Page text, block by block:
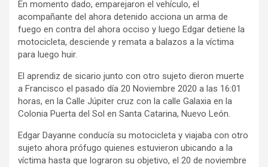
En momento dado, emparejaron el vehículo, el
acompañante del ahora detenido acciona un arma de
fuego en contra del ahora occiso y luego Edgar detiene la
motocicleta, desciende y remata a balazos a la víctima
para luego huir.
El aprendiz de sicario junto con otro sujeto dieron muerte
a Francisco el pasado día 20 Noviembre 2020 a las 16:01
horas, en la Calle Júpiter cruz con la calle Galaxia en la
Colonia Puerta del Sol en Santa Catarina, Nuevo León.
Edgar Dayanne conducía su motocicleta y viajaba con otro
sujeto ahora prófugo quienes estuvieron ubicando a la
víctima hasta que lograron su objetivo, el 20 de noviembre